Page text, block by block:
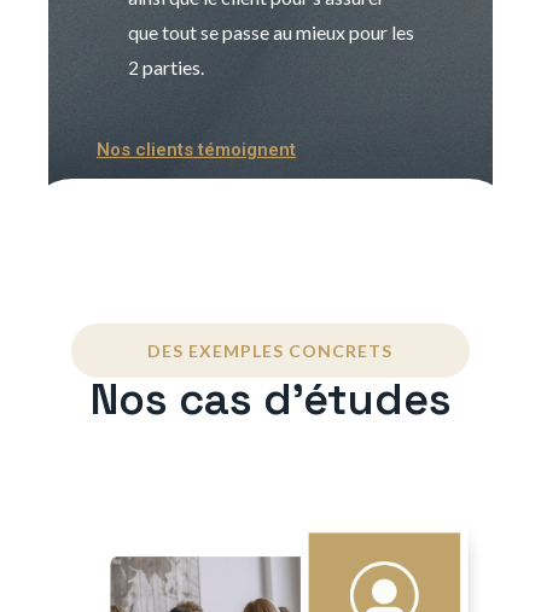
que tout se passe au mieux pour les
2 parties.
Nos clients témoignent
DES EXEMPLES CONCRETS
Nos cas d'études